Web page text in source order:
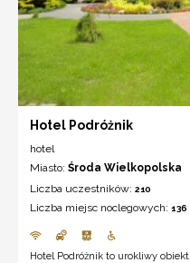
Hotel Podróżnik
hotel
Miasto: Środa Wielkopolska
Liczba uczestników: 210
Liczba miejsc noclegowych: 136
Hotel Podróżnik to urokliwy